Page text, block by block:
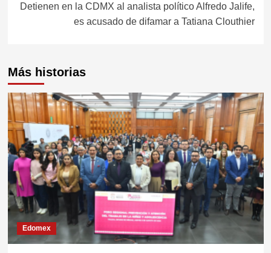
Detienen en la CDMX al analista político Alfredo Jalife,
es acusado de difamar a Tatiana Clouthier
Más historias
Edomex